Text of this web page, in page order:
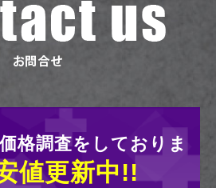
格調査をしておりま
値更新中!!